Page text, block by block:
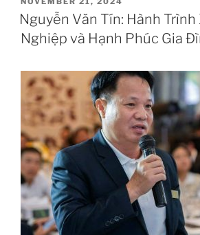
ON
Nguyễn Văn Tín: Hành Trình
Nghiệp và Hạnh Phúc Gia